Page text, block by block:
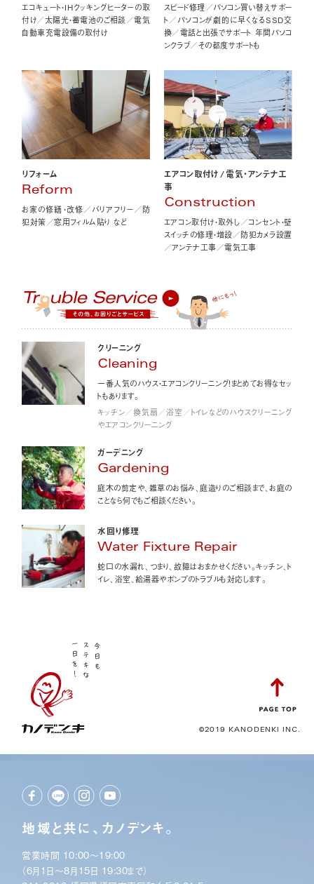
エコキュート・IHクッキングヒーターの取
付け／太陽光・蓄電池のご相談／電気
自動車充電設備の取付け
スピード修理／パソコン買い替えサポー
ト／パソコンが劇的に早くなるSSD交
換／電話と出張でサポート 年間パソコ
ンクラブ／その都度サポートも
リフォーム
Reform
お家の修繕・改修／バリアフリー／防
犯対策／窓用フィルム貼り など
エアコン取付け/電気・アンテナ工
事
Construction
エアコン取付け・取外し／コンセント・壁
スイッチの修理・増設／防犯カメラ設置
／アンテナ工事／電気工事
クリーニング
Cleaning
一番人気のハウス・エアコンクリーニング！まとめてお得なセッ
トもあります。
キッチン／換気扇／浴室／トイレなどのハウスクリーニング
やエアコンクリーニング
ガーデニング
Gardening
庭木の剪定や、雑草のお悩み、庭造りのご相談まで、お庭の
ことなら何でもご相談ください。
水回り修理
Water Fixture Repair
蛇口の水漏れ、つまり、故障はおまかせください。キッチン、ト
イレ、浴室、給湯器やポンプのトラブルも対応します。
©2019 KANODENKI INC.
地域と共に、カノデンキ。
営業時間 10:00〜19:00
（6月1日〜8月15日 19:30まで）